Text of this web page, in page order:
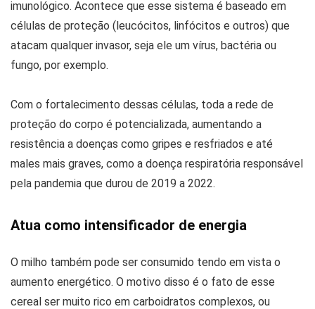
imunológico. Acontece que esse sistema é baseado em
células de proteção (leucócitos, linfócitos e outros) que
atacam qualquer invasor, seja ele um vírus, bactéria ou
fungo, por exemplo.
Com o fortalecimento dessas células, toda a rede de
proteção do corpo é potencializada, aumentando a
resistência a doenças como gripes e resfriados e até
males mais graves, como a doença respiratória responsável
pela pandemia que durou de 2019 a 2022.
Atua como intensificador de energia
O milho também pode ser consumido tendo em vista o
aumento energético. O motivo disso é o fato de esse
cereal ser muito rico em carboidratos complexos, ou